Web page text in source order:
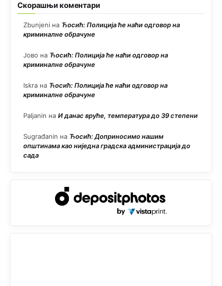
Скорашњи коментари
Zbunjeni на Ћосић: Полиција ће наћи одговор на
криминалне обрачуне
Јово на Ћосић: Полиција ће наћи одговор на
криминалне обрачуне
Iskra на Ћосић: Полиција ће наћи одговор на
криминалне обрачуне
Paljanin на И данас вруће, температура до 39 степени
Sugrađanin на Ћосић: Доприносимо нашим
општинама као ниједна градска администрација до
сада